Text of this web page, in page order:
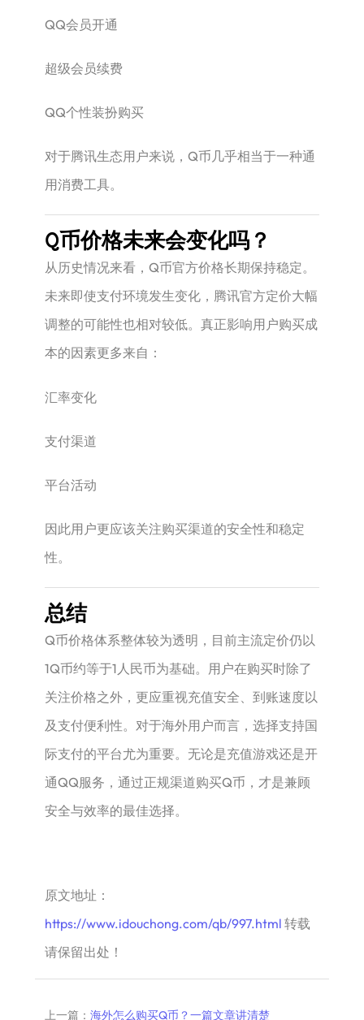
QQ会员开通
超级会员续费
QQ个性装扮购买
对于腾讯生态用户来说，Q币几乎相当于一种通
用消费工具。
Q币价格未来会变化吗？
从历史情况来看，Q币官方价格长期保持稳定。
未来即使支付环境发生变化，腾讯官方定价大幅
调整的可能性也相对较低。真正影响用户购买成
本的因素更多来自：
汇率变化
支付渠道
平台活动
因此用户更应该关注购买渠道的安全性和稳定
性。
总结
Q币价格体系整体较为透明，目前主流定价仍以
1Q币约等于1人民币为基础。用户在购买时除了
关注价格之外，更应重视充值安全、到账速度以
及支付便利性。对于海外用户而言，选择支持国
际支付的平台尤为重要。无论是充值游戏还是开
通QQ服务，通过正规渠道购买Q币，才是兼顾
安全与效率的最佳选择。
原文地址：
https://www.idouchong.com/qb/997.html 转载
请保留出处！
上一篇： 海外怎么购买Q币？一篇文章讲清楚